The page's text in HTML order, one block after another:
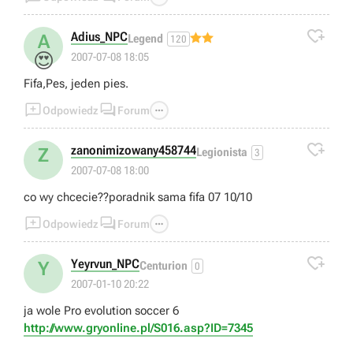
A
😍
Adius_NPCLegend 120
2007-07-08 18:05

Fifa,Pes, jeden pies.
Odpowiedz  Forum 
Z zanonimizowany458744Legionista 3
2007-07-08 18:00

co wy chcecie??poradnik sama fifa 07 10/10
Odpowiedz  Forum 
Y Yeyrvun_NPCCenturion 0
2007-01-10 20:22

ja wole Pro evolution soccer 6
http://www.gryonline.pl/S016.asp?ID=7345